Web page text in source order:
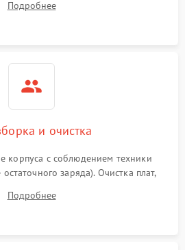
основного питания без
Подробнее
и очистка
корпуса с соблюдением техники
заряда). Очистка плат,
перегрева и замыканий.
Подробнее